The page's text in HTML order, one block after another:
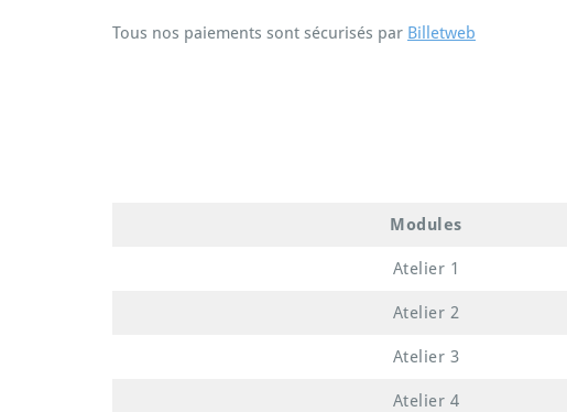
Tous nos paiements sont sécurisés par Billetweb
Modules
Atelier 1
Atelier 2
Atelier 3
Atelier 4